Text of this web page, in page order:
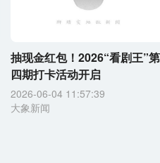
抽现金红包！2026“看剧王”第
四期打卡活动开启
2026-06-04 11:57:39
大象新闻